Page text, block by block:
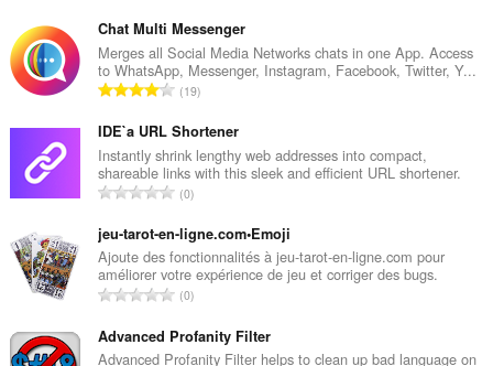
m
e
r
o
o
t
a
e
d
i
g
u
d
Chat Multi Messenger
Merges all Social Media Networks chats in one App. Access
to WhatsApp, Messenger, Instagram, Facebook, Twitter, Y...
N
m
e
r
o
o
t
a
e
d
19
IDE`a URL Shortener
Instantly shrink lengthy web addresses into compact,
shareable links with this sleek and efficient URL shortener.
N
m
e
r
o
o
0
jeu-tarot-en-ligne.com•Emoji
Ajoute des fonctionnalités à jeu-tarot-en-ligne.com pour
améliorer votre expérience de jeu et corriger des bugs.
N
m
e
0
Advanced Profanity Filter
Advanced Profanity Filter helps to clean up bad language on